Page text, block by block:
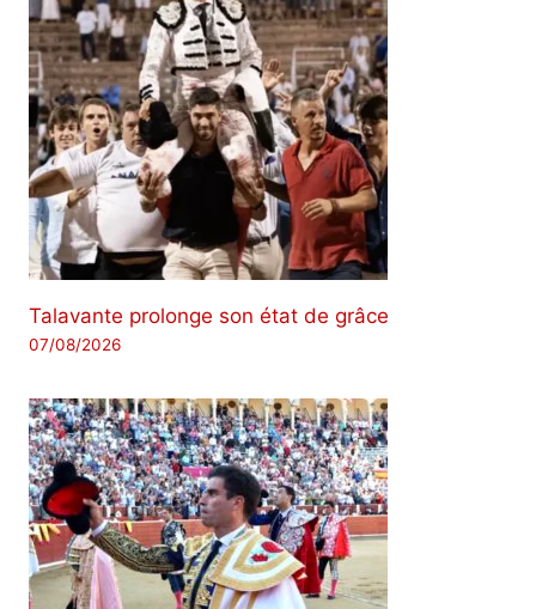
Talavante prolonge son état de grâce
07/08/2026